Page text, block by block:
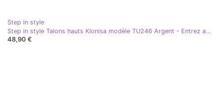
Step in style
Step in style Talons hauts Klonisa modèle TU246 Argent - Entrez avec style gris
48,90 €